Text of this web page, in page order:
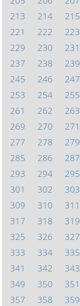
213
214 215
221
222 223
229
230 231
237
238 239
245
246 247
253
254 255
261
262 263
269
270 271
277
278 279
285
286 287
293
294 295
301
302 303
309
310 311
317
318 319
325
326 327
333
334 335
341
342 343
349
350 351
357
358 359